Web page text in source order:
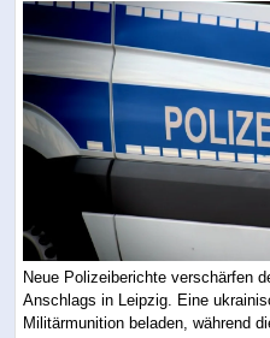
Neue Polizeiberichte verschärfen
Anschlags in Leipzig. Eine
Militärmunition beladen, während